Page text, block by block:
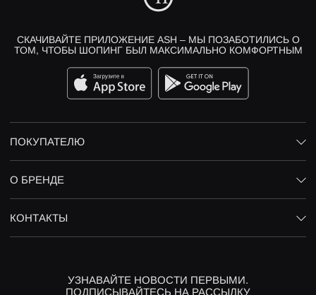
СКАЧИВАЙТЕ ПРИЛОЖЕНИЕ ASH – МЫ ПОЗАБОТИЛИСЬ О
ТОМ, ЧТОБЫ ШОПИНГ БЫЛ МАКСИМАЛЬНО КОМФОРТНЫМ
ПОКУПАТЕЛЮ
О БРЕНДЕ
КОНТАКТЫ
УЗНАВАЙТЕ НОВОСТИ ПЕРВЫМИ.
ПОДПИСЫВАЙТЕСЬ НА РАССЫЛКУ